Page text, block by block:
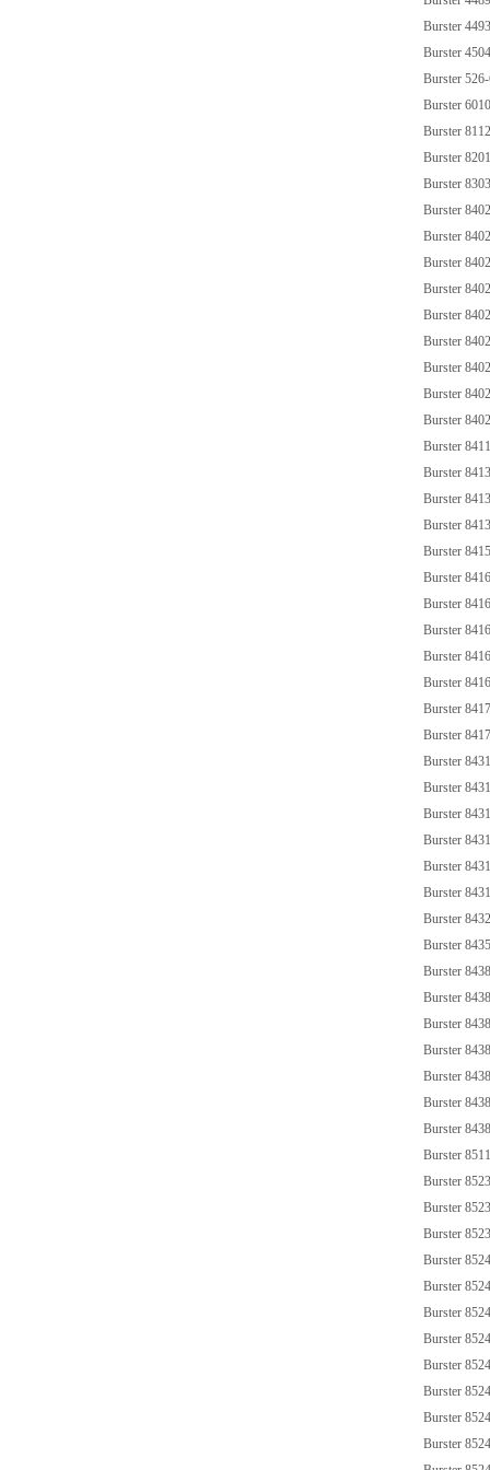
Burster
Burster
Burster
Burster
Burster
Burster
Burster
Burster
Burster
Burster
Burster
Burster
Burster
Burster
Burster
Burster
Burster
Burster
Burster
Burster
Burster
Burster
Burster
Burster
Burster
Burster
Burster
Burster
Burster
Burster
Burster
Burster
Burster
Burster
Burster
Burster
Burster
Burster
Burster
Burster
Burster
Burster
Burster
Burster
Burster
Burster
Burster
Burster
Burster
Burster
Burster
Burster
Burster
Burster
Burster